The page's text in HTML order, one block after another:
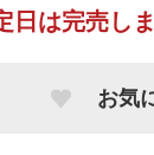
日は完売し
お気